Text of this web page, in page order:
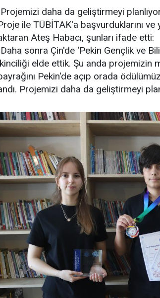
daha da geliştirmeyi
ile TÜBİTAK'a başvurduklarını
Ateş Habacı, şunları ifade etti:
sonra Çin'de ‘Pekin Gençlik ve
elde ettik. Şu anda projemizin
Pekin'de açıp orada
Projemizi daha da geliştirmeyi